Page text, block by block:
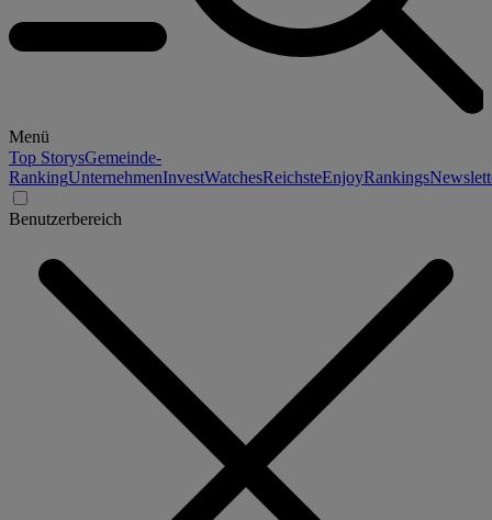
Menü
Top StorysGemeinde-
RankingUnternehmenInvestWatchesReichsteEnjoyRankings
Benutzerbereich